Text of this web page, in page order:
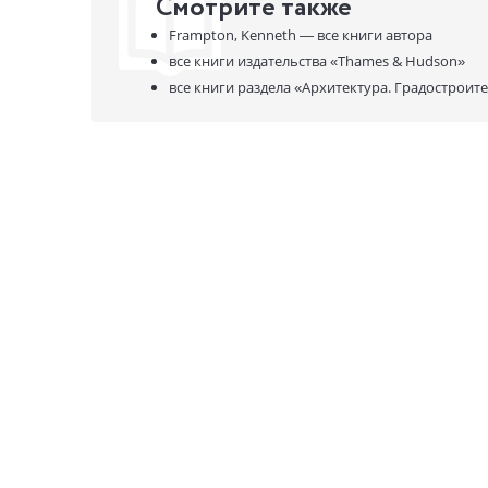
Смотрите также
Frampton, Kenneth — все книги автора
все книги издательства«Thames & Hudson»
все книги раздела«Архитектура.